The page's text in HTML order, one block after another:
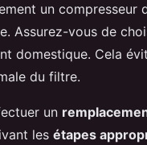
un compresseur
Assurez-vous de
domestique. Cela
du filtre.
un
les étapes